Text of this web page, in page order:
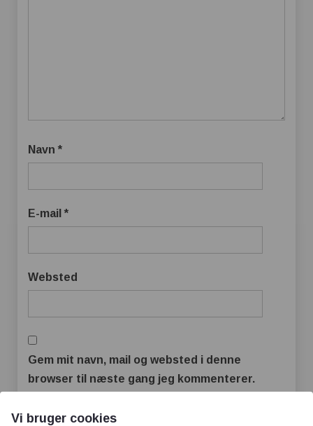
Navn *
E-mail *
Websted
Gem mit navn, mail og websted i denne
browser til næste gang jeg kommenterer.
Vi bruger cookies